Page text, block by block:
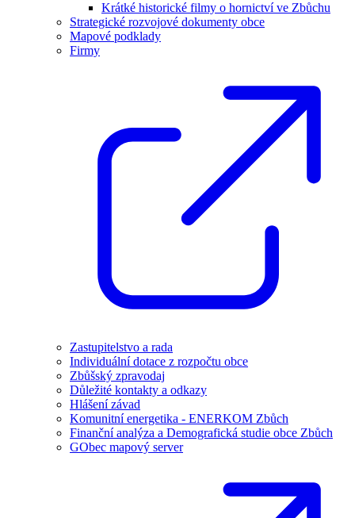
Krátké historické filmy o hornictví ve Zbůchu
Strategické rozvojové dokumenty obce
Mapové podklady
Firmy
Zastupitelstvo a rada
Individuální dotace z rozpočtu obce
Zbůšský zpravodaj
Důležité kontakty a odkazy
Hlášení závad
Komunitní energetika - ENERKOM Zbůch
Finanční analýza a Demografická studie obce Zbůch
GObec mapový server